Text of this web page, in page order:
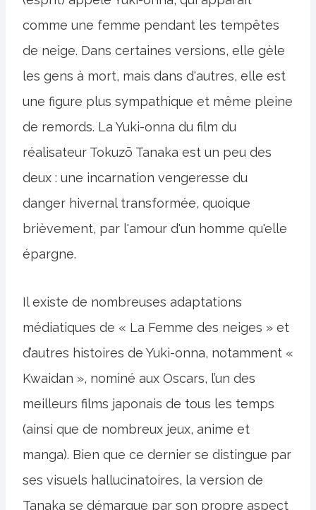
comme une femme pendant les tempêtes
de neige. Dans certaines versions, elle gèle
les gens à mort, mais dans d'autres, elle est
une figure plus sympathique et même pleine
de remords. La Yuki-onna du film du
réalisateur Tokuzō Tanaka est un peu des
deux : une incarnation vengeresse du
danger hivernal transformée, quoique
brièvement, par l'amour d'un homme qu'elle
épargne.
Il existe de nombreuses adaptations
médiatiques de « La Femme des neiges » et
d’autres histoires de Yuki-onna, notamment «
Kwaidan », nominé aux Oscars, l’un des
meilleurs films japonais de tous les temps
(ainsi que de nombreux jeux, anime et
manga). Bien que ce dernier se distingue par
ses visuels hallucinatoires, la version de
Tanaka se démarque par son propre aspect